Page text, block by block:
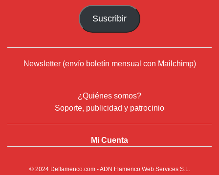
Suscribir
Newsletter (envío boletín mensual con Mailchimp)
¿Quiénes somos?
Soporte, publicidad y patrocinio
Mi Cuenta
© 2024 Deflamenco.com- ADN Flamenco Web Services S.L.